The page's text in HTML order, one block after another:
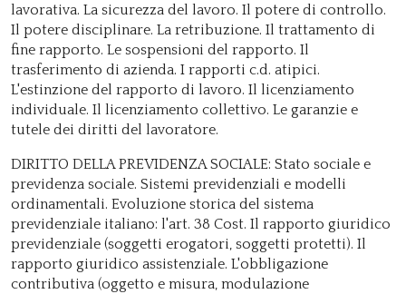
lavorativa. La sicurezza del lavoro. Il potere di controllo.
Il potere disciplinare. La retribuzione. Il trattamento di
fine rapporto. Le sospensioni del rapporto. Il
trasferimento di azienda. I rapporti c.d. atipici.
L'estinzione del rapporto di lavoro. Il licenziamento
individuale. Il licenziamento collettivo. Le garanzie e
tutele dei diritti del lavoratore.
DIRITTO DELLA PREVIDENZA SOCIALE: Stato sociale e
previdenza sociale. Sistemi previdenziali e modelli
ordinamentali. Evoluzione storica del sistema
previdenziale italiano: l'art. 38 Cost. Il rapporto giuridico
previdenziale (soggetti erogatori, soggetti protetti). Il
rapporto giuridico assistenziale. L'obbligazione
contributiva (oggetto e misura, modulazione